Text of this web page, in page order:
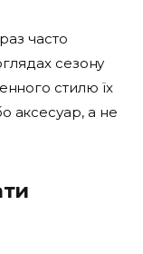
часто
сезону
стилю їх
аксесуар, а не